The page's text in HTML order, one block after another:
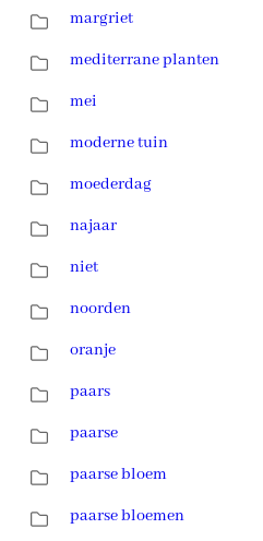
margriet
mediterrane planten
mei
moderne tuin
moederdag
najaar
niet
noorden
oranje
paars
paarse
paarse bloem
paarse bloemen